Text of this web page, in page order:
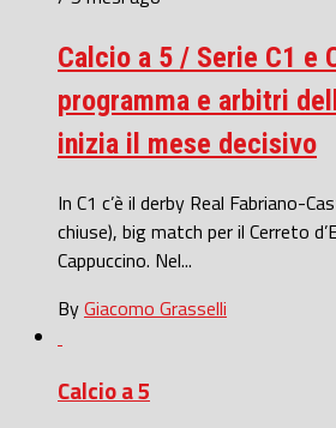
Calcio a 5 / Serie C1 e
programma e arbitri
inizia il mese decisivo
In C1 c’è il derby Real Fabriano-
chiuse), big match per il Cerreto
Cappuccino. Nel...
ByGiacomo Grasselli
Calcio a 5